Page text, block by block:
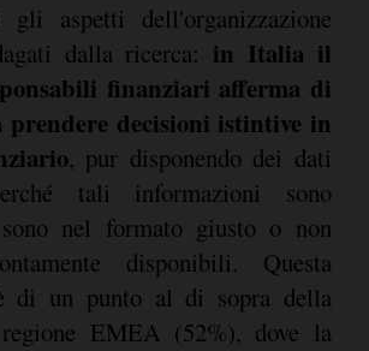
gli aspetti dell'organizzazione
dalla ricerca: in Italia il
finanziari afferma di
prendere decisioni istintive in
, pur disponendo dei dati
tali informazioni sono
nel formato giusto o non
disponibili. Questa
di un punto al di sopra della
EMEA (52%), dove la